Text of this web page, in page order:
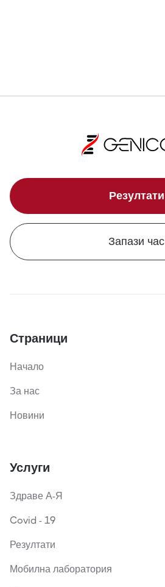
Резултати
Запази час
Страници
Начало
За нас
Новини
Услуги
Здраве А-Я
Covid - 19
Резултати
Мобилна лаборатория